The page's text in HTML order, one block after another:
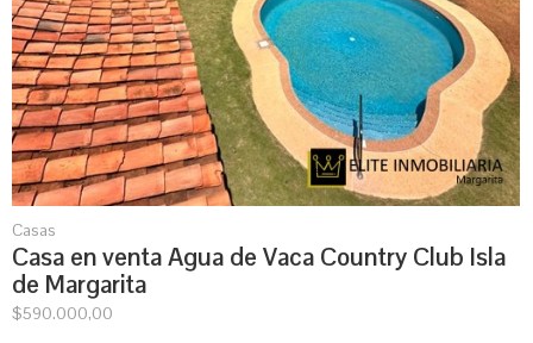
Casas
Casa en venta Agua de Vaca Country Club Isla
de Margarita
$590.000,00